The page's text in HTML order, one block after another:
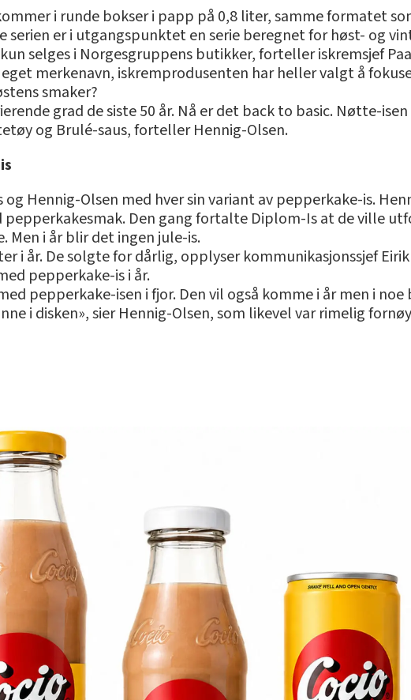
i runde bokser i papp på 0,8 liter, samme formatet
serien er i utgangspunktet en serie beregnet for høst- og
selges i Norgesgruppens butikker, forteller iskremsjef
merkenavn, iskremprodusenten har heller valgt å
smaker?
grad de siste 50 år. Nå er det back to basic. Nøtte-
og Brulé-saus, forteller Hennig-Olsen.
Hennig-Olsen med hver sin variant av pepperkake-is.
pepperkakesmak. Den gang fortalte Diplom-Is at de ville
Men i år blir det ingen jule-is.
i år. De solgte for dårlig, opplyser kommunikasjonssjef
pepperkake-is i år.
pepperkake-isen i fjor. Den vil også komme i år men i
i disken», sier Hennig-Olsen, som likevel var rimelig